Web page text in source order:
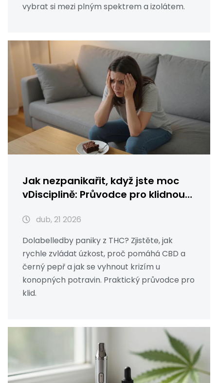
vybrat si mezi plným spektrem a izolátem.
Jak nezpanikařit, když jste moc
vDisciplině: Průvodce pro klidnou
dub, 21 2026
Dolabelledby paniky z THC? Zjistěte, jak
rychle zvládat úzkost, proč pomáhá CBD a
černý pepř a jak se vyhnout krizím u
konopných potravin. Praktický průvodce pro
klid.